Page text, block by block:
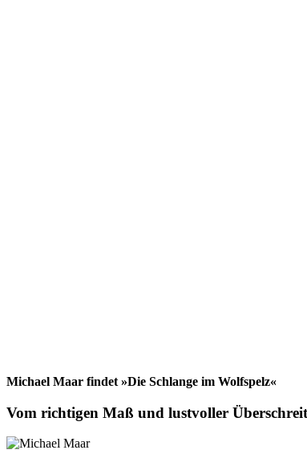
Michael Maar findet »Die Schlange im Wolfspelz«
Vom richtigen Maß und lustvoller